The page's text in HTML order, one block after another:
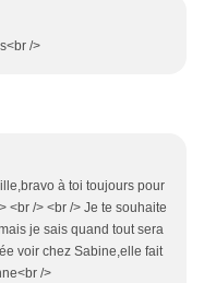
/>
à toi toujours pour
<br /> <br /> Je te souhaite
je sais quand tout sera
voir chez Sabine,elle fait
/>